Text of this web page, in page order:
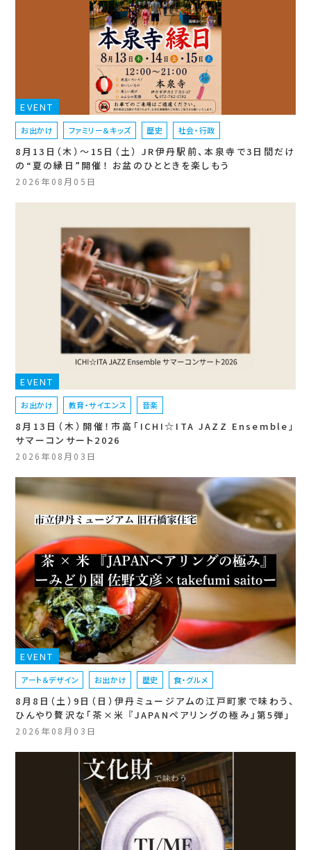
EVENT
お出かけ ファミリー＆キッズ 歴史 社会・行政
8月13日（木）〜15日（土） JR伊丹駅前、本泉寺で3日間だけ
の“夏の縁日”開催！ お盆のひとときを楽しもう
2026年08月05日
EVENT
お出かけ 教育・サイエンス 音楽
8月13日（木）開催！市高「ICHI☆ITA JAZZ Ensemble」
サマーコンサート2026
2026年08月03日
EVENT
アート＆デザイン お出かけ 歴史 食・グルメ
8月8日（土）9日（日）伊丹ミュージアムの江戸町家で味わう、
ひんやり贅沢な「茶×米 『JAPANペアリングの極み』第5弾」
2026年08月03日